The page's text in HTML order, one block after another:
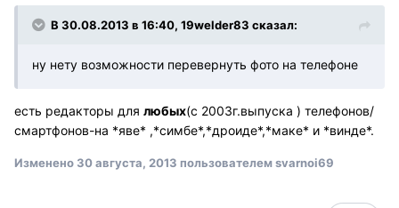
В 30.08.2013 в 16:40, 19welder83 сказал:
ну нету возможности перевернуть фото на телефоне
есть редакторы для любых(c 2003г.выпуска ) телефонов/
смартфонов-на *яве* ,*симбе*,*дроиде*,*маке* и *винде*.
Изменено 30 августа, 2013 пользователем svarnoi69